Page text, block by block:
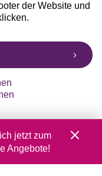
der Website und
jetzt zum
Angebote!